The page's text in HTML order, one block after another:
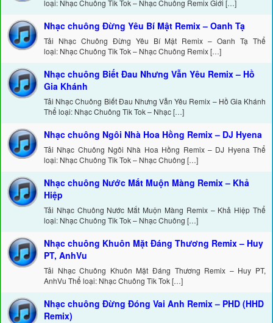
loại: Nhạc Chuông Tik Tok – Nhạc Chuông Remix Giới […]
Nhạc chuông Đừng Yêu Bí Mật Remix – Oanh Tạ
Tải Nhạc Chuông Đừng Yêu Bí Mật Remix – Oanh Tạ Thể
loại: Nhạc Chuông Tik Tok – Nhạc Chuông Remix […]
Nhạc chuông Biết Đau Nhưng Vẫn Yêu Remix – Hồ
Gia Khánh
Tải Nhạc Chuông Biết Đau Nhưng Vẫn Yêu Remix – Hồ Gia Khánh
Thể loại: Nhạc Chuông Tik Tok – Nhạc […]
Nhạc chuông Ngôi Nhà Hoa Hồng Remix – DJ Hyena
Tải Nhạc Chuông Ngôi Nhà Hoa Hồng Remix – DJ Hyena Thể
loại: Nhạc Chuông Tik Tok – Nhạc Chuông […]
Nhạc chuông Nước Mắt Muộn Màng Remix – Khả
Hiệp
Tải Nhạc Chuông Nước Mắt Muộn Màng Remix – Khả Hiệp Thể
loại: Nhạc Chuông Tik Tok – Nhạc Chuông […]
Nhạc chuông Khuôn Mặt Đáng Thương Remix – Huy
PT, AnhVu
Tải Nhạc Chuông Khuôn Mặt Đáng Thương Remix – Huy PT,
AnhVu Thể loại: Nhạc Chuông Tik Tok […]
Nhạc chuông Đừng Đóng Vai Anh Remix – PHD (HHD
Remix)